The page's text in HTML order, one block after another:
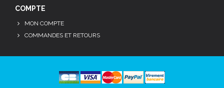
COMPTE
MON COMPTE
COMMANDES ET RETOURS